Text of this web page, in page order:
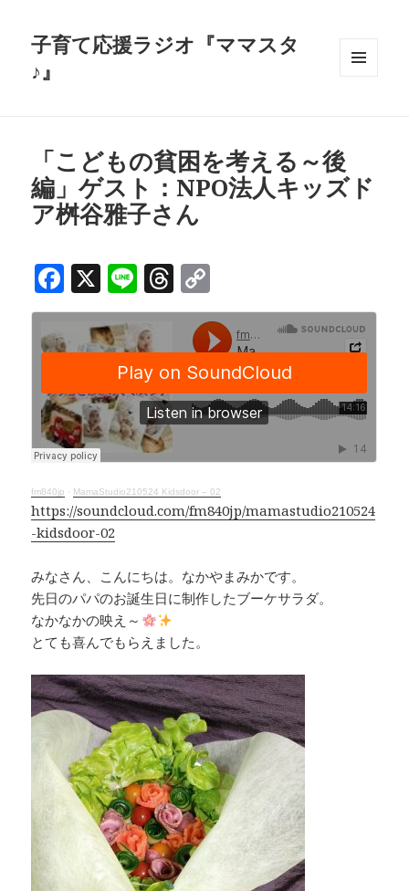
子育て応援ラジオ『ママスタ
♪』
「こどもの貧困を考える～後
編」ゲスト：NPO法人キッズド
ア桝谷雅子さん
F
a
c
e
b
o
o
k
X Li
n
e
T
h
e
a
d
s
o
p
y
Li
n
k
fm840jp · MamaStudio210524 Kidsdoor – 02
https://soundcloud.com/fm840jp/mamastudio210524
-kidsdoor-02
みなさん、こんにちは。なかやまみかです。
先日のパパのお誕生日に制作したブーケサラダ。
なかなかの映え～
とても喜んでもらえました。